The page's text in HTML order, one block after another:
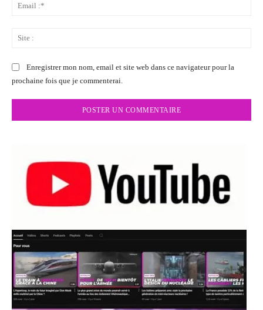
Enregistrer mon nom, email et site web dans ce navigateur pour la
prochaine fois que je commenterai.